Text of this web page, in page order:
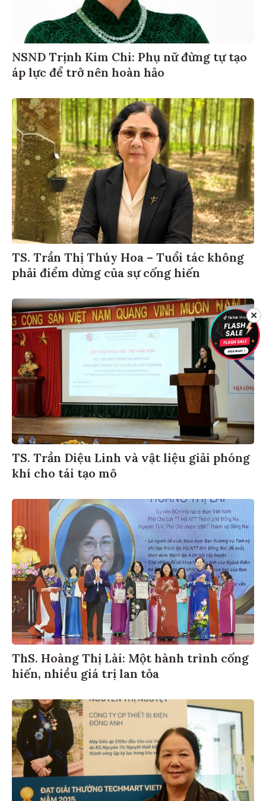
NSND Trịnh Kim Chi: Phụ nữ đừng tự tạo
áp lực để trở nên hoàn hảo
TS. Trần Thị Thúy Hoa – Tuổi tác không
phải điểm dừng của sự cống hiến
TS. Trần Diệu Linh và vật liệu giải phóng
khí cho tái tạo mô
ThS. Hoàng Thị Lài: Một hành trình cống
hiến, nhiều giá trị lan tỏa
✕